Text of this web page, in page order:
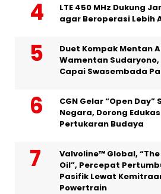
LTE 450 MHz Dukung
agar Beroperasi Lebih
Duet Kompak Mentan
Wamentan
Capai Swasembada
CGN Gelar “Open
Negara, Dorong
Pertukaran Budaya
Valvoline™ Global,
Oil”, Percepat
Pasifik Lewat
Powertrain